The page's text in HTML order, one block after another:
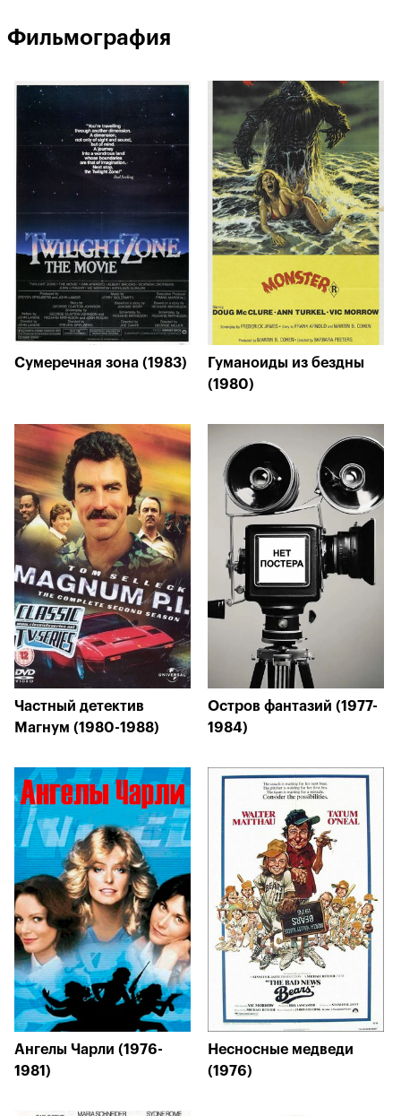
Фильмография
Сумеречная зона (1983)
Гуманоиды из бездны
(1980)
Частный детектив
Магнум (1980-1988)
Остров фантазий (1977-
1984)
Ангелы Чарли (1976-
1981)
Несносные медведи
(1976)